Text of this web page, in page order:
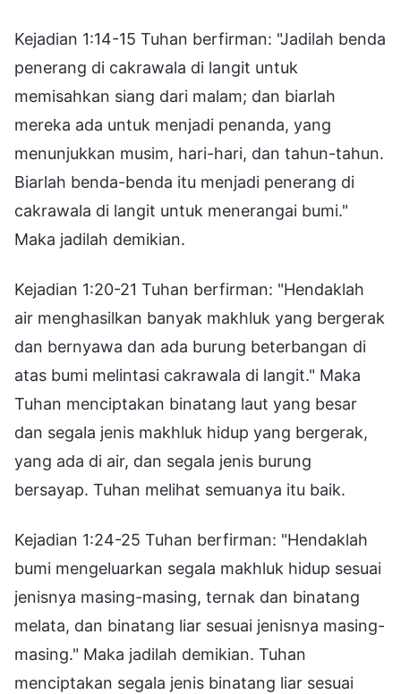
Kejadian 1:14-15 Tuhan berfirman: "Jadilah benda
penerang di cakrawala di langit untuk
memisahkan siang dari malam; dan biarlah
mereka ada untuk menjadi penanda, yang
menunjukkan musim, hari-hari, dan tahun-tahun.
Biarlah benda-benda itu menjadi penerang di
cakrawala di langit untuk menerangai bumi."
Maka jadilah demikian.
Kejadian 1:20-21 Tuhan berfirman: "Hendaklah
air menghasilkan banyak makhluk yang bergerak
dan bernyawa dan ada burung beterbangan di
atas bumi melintasi cakrawala di langit." Maka
Tuhan menciptakan binatang laut yang besar
dan segala jenis makhluk hidup yang bergerak,
yang ada di air, dan segala jenis burung
bersayap. Tuhan melihat semuanya itu baik.
Kejadian 1:24-25 Tuhan berfirman: "Hendaklah
bumi mengeluarkan segala makhluk hidup sesuai
jenisnya masing-masing, ternak dan binatang
melata, dan binatang liar sesuai jenisnya masing-
masing." Maka jadilah demikian. Tuhan
menciptakan segala jenis binatang liar sesuai